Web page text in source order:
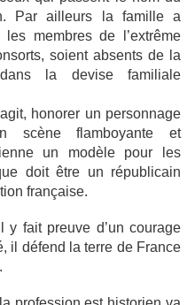
Par ailleurs la famille a
membres de l’extrême
soient absents de la
la devise familiale
honorer un personnage
scène flamboyante et
un modèle pour les
doit être un républicain
française.
y fait preuve d’un courage
il défend la terre de France